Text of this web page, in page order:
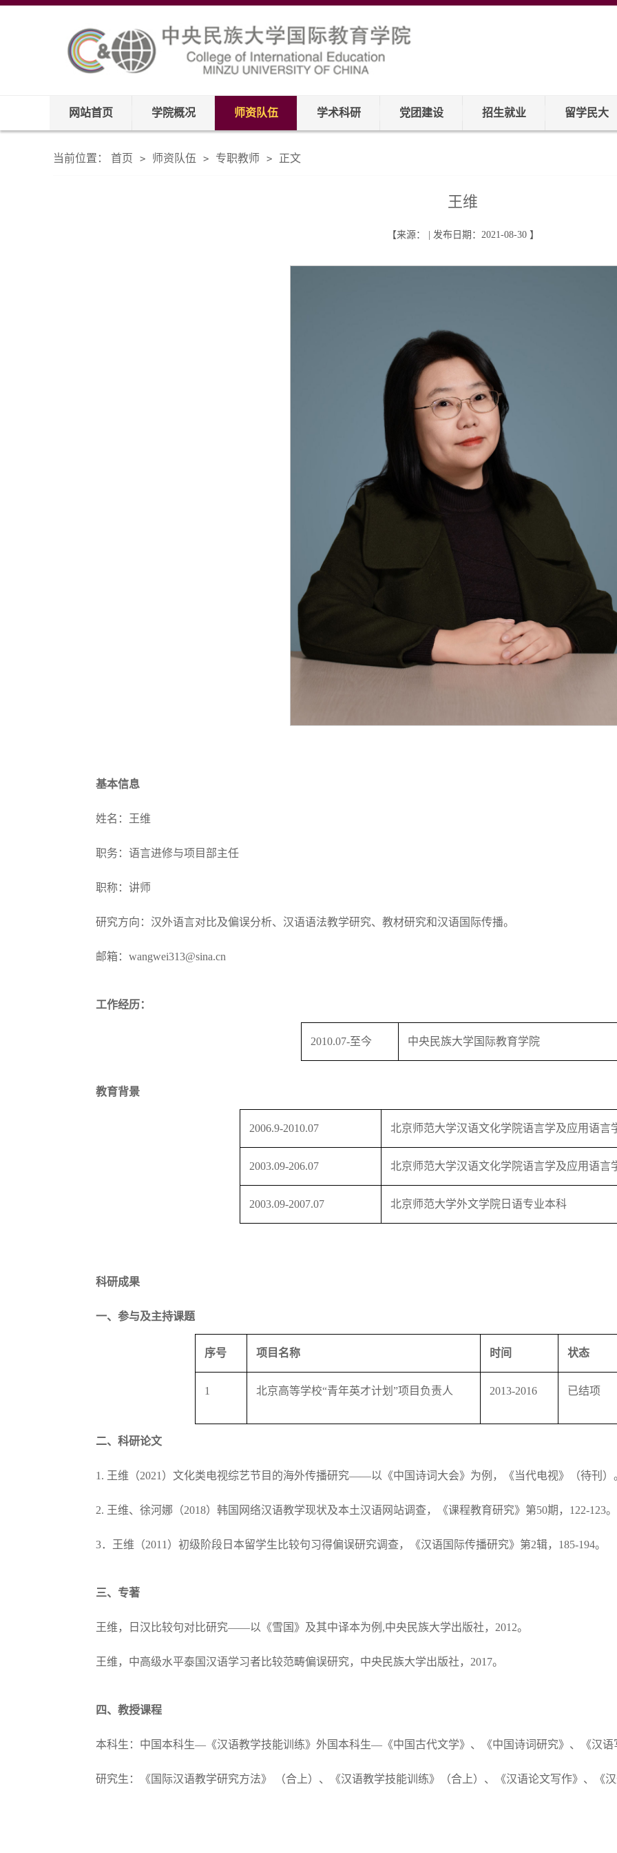
网站首页 学院概况 师资队伍 学术科研 党团建设 招生就业 留学民大
当前位置： 首页 > 师资队伍 > 专职教师 > 正文
王维
【来源： | 发布日期：2021-08-30 】
基本信息
姓名：王维
职务：语言进修与项目部主任
职称：讲师
研究方向：汉外语言对比及偏误分析、汉语语法教学研究、教材研究和汉语国际传播。
邮箱：wangwei313@sina.cn
工作经历：
2010.07-至今 中央民族大学国际教育学院
教育背景
2006.9-2010.07 北京师范大学汉语文化学院语言学及应用语言
2003.09-206.07 北京师范大学汉语文化学院语言学及应用语言
2003.09-2007.07 北京师范大学外文学院日语专业本科
科研成果
一、参与及主持课题
序号 项目名称 时间 状态
1 北京高等学校“青年英才计划”项目负责人 2013-2016 已结项
二、科研论文
1. 王维（2021）文化类电视综艺节目的海外传播研究——以《中国诗词大会》为例，《当代电视》（待刊）
2. 王维、徐河娜（2018）韩国网络汉语教学现状及本土汉语网站调查，《课程教育研究》第50期，122-123。
3．王维（2011）初级阶段日本留学生比较句习得偏误研究调查，《汉语国际传播研究》第2辑，185-194。
三、专著
王维，日汉比较句对比研究——以《雪国》及其中译本为例,中央民族大学出版社，2012。
王维，中高级水平泰国汉语学习者比较范畴偏误研究，中央民族大学出版社，2017。
四、教授课程
本科生：中国本科生—《汉语教学技能训练》外国本科生—《中国古代文学》、《中国诗词研究》、《汉语
研究生：《国际汉语教学研究方法》 （合上）、《汉语教学技能训练》（合上）、《汉语论文写作》、《汉